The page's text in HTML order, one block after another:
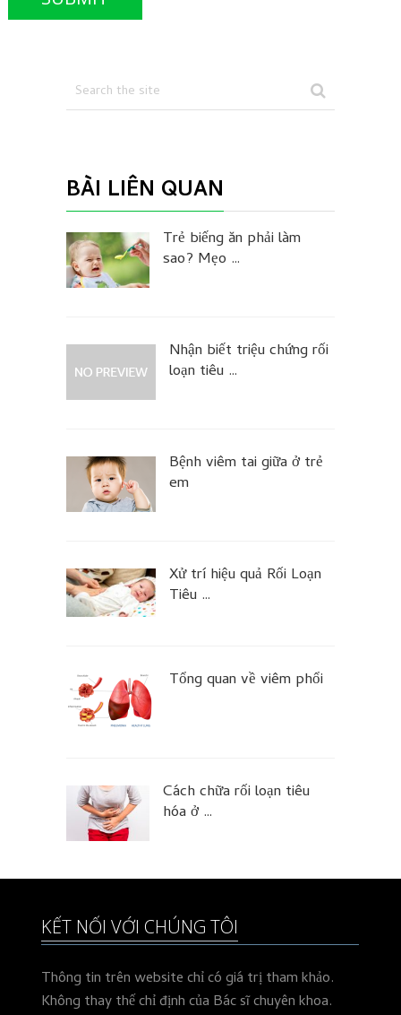
BÀI LIÊN QUAN
Trẻ biếng ăn phải làm
sao? Mẹo …
Nhận biết triệu chứng rối
loạn tiêu …
Bệnh viêm tai giữa ở trẻ
em
Xử trí hiệu quả Rối Loạn
Tiêu …
Tổng quan về viêm phổi
Cách chữa rối loạn tiêu
hóa ở …
KẾT NỐI VỚI CHÚNG TÔI
Thông tin trên website chỉ có giá trị tham khảo.
Không thay thế chỉ định của Bác sĩ chuyên khoa.